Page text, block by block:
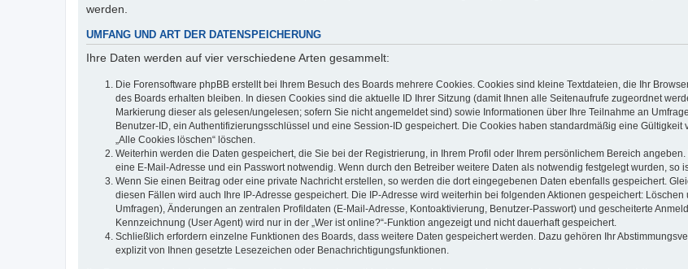
werden.
UMFANG UND ART DER DATENSPEICHERUNG
Ihre Daten werden auf vier verschiedene Arten gesammelt:
Die Forensoftware phpBB erstellt bei Ihrem Besuch des Boards mehrere Cookies. Cookies sind kleine Textdateien, die Ihr
des Boards erhalten bleiben. In diesen Cookies sind die aktuelle ID Ihrer Sitzung (damit Ihnen alle Seitenaufrufe zugeordnet
Markierung dieser als gelesen/ungelesen; sofern Sie nicht angemeldet sind) sowie Informationen über Ihre Teilnahme an
Benutzer-ID, ein Authentifizierungsschlüssel und eine Session-ID gespeichert. Die Cookies haben standardmäßig eine
„Alle Cookies löschen“ löschen.
Weiterhin werden die Daten gespeichert, die Sie bei der Registrierung, in Ihrem Profil oder Ihrem persönlichem Bereich
eine E-Mail-Adresse und ein Passwort notwendig. Wenn durch den Betreiber weitere Daten als notwendig festgelegt wurden, so
Wenn Sie einen Beitrag oder eine private Nachricht erstellen, so werden die dort eingegebenen Daten ebenfalls gespeichert.
diesen Fällen wird auch Ihre IP-Adresse gespeichert. Die IP-Adresse wird weiterhin bei folgenden Aktionen gespeichert:
Umfragen), Änderungen an zentralen Profildaten (E-Mail-Adresse, Kontoaktivierung, Benutzer-Passwort) und gescheiterte
Kennzeichnung (User Agent) wird nur in der „Wer ist online?“-Funktion angezeigt und nicht dauerhaft gespeichert.
Schließlich erfordern einzelne Funktionen des Boards, dass weitere Daten gespeichert werden. Dazu gehören Ihr
explizit von Ihnen gesetzte Lesezeichen oder Benachrichtigungsfunktionen.